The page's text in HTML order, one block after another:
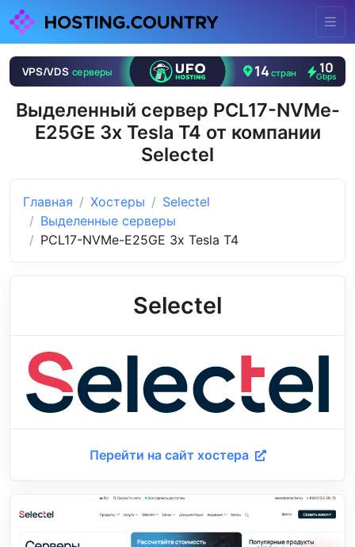
Выделенный сервер PCL17-NVMe-
E25GE 3x Tesla T4 от компании
Selectel
Главная Хостеры
Selectel
Выделенные серверы
PCL17-NVMe-E25GE 3x Tesla T4
Selectel
Перейти на сайт хостера